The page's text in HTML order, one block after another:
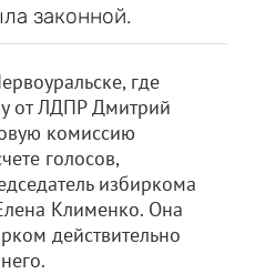
законной.
где
от ЛДПР Дмитрий
комиссию
голосов,
избиркома
Клименко. Она
действительно